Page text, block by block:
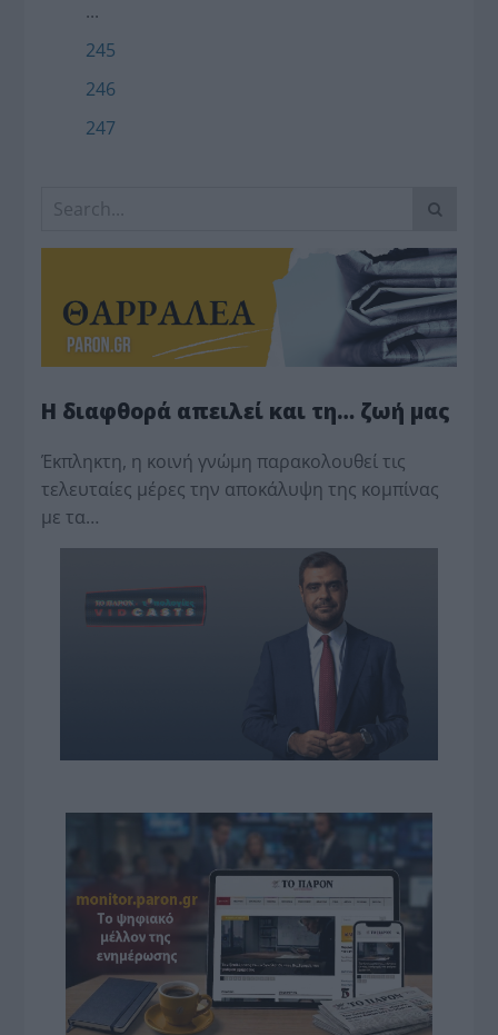
...
245
246
247
Η διαφθορά απειλεί και τη… ζωή μας
Έκπληκτη, η κοινή γνώμη παρακολουθεί τις
τελευταίες μέρες την αποκάλυψη της κο­μπίνας
με τα…